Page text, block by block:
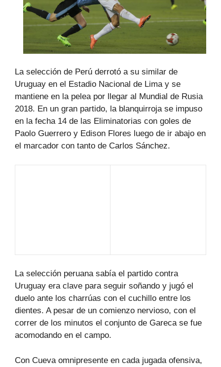
La selección de Perú derrotó a su similar de
Uruguay en el Estadio Nacional de Lima y se
mantiene en la pelea por llegar al Mundial de Rusia
2018. En un gran partido, la blanquirroja se impuso
en la fecha 14 de las Eliminatorias con goles de
Paolo Guerrero y Edison Flores luego de ir abajo en
el marcador con tanto de Carlos Sánchez.
La selección peruana sabía el partido contra
Uruguay era clave para seguir soñando y jugó el
duelo ante los charrúas con el cuchillo entre los
dientes. A pesar de un comienzo nervioso, con el
correr de los minutos el conjunto de Gareca se fue
acomodando en el campo.
Con Cueva omnipresente en cada jugada ofensiva,